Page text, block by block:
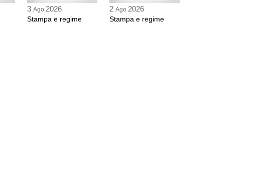
3 Ago 2026
Stampa e regime
2 Ago 2026
Stampa e regime